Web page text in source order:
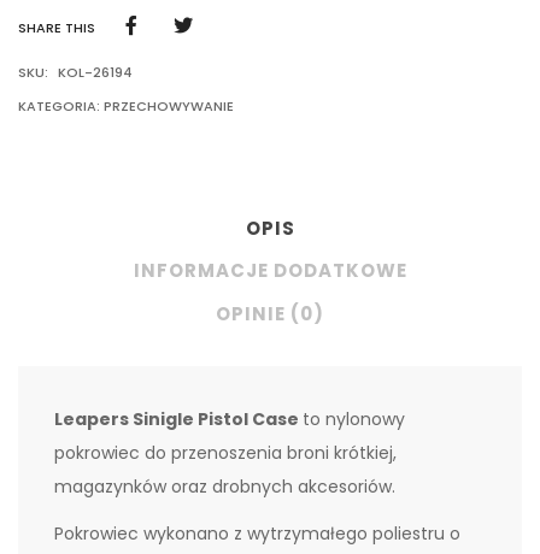
SHARE THIS
SKU: KOL-26194
KATEGORIA: PRZECHOWYWANIE
OPIS
INFORMACJE DODATKOWE
OPINIE (0)
Leapers Sinigle Pistol Case to nylonowy
pokrowiec do przenoszenia broni krótkiej,
magazynków oraz drobnych akcesoriów.
Pokrowiec wykonano z wytrzymałego poliestru o